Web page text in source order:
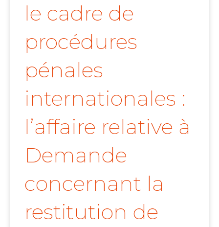
le cadre de
procédures
pénales
internationales :
l’affaire relative à
Demande
concernant la
restitution de